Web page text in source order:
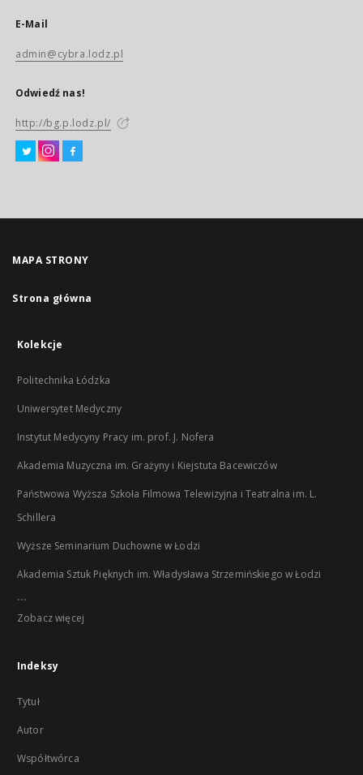
E-Mail
admin@cybra.lodz.pl
Odwiedź nas!
http://bg.p.lodz.pl/
MAPA STRONY
Strona główna
Kolekcje
Politechnika Łódzka
Uniwersytet Medyczny
Instytut Medycyny Pracy im. prof. J. Nofera
Akademia Muzyczna im. Grażyny i Kiejstuta Bacewiczów
Państwowa Wyższa Szkoła Filmowa Telewizyjna i Teatralna im. L.
Schillera
Wyższe Seminarium Duchowne w Łodzi
Akademia Sztuk Pięknych im. Władysława Strzemińskiego w Łodzi
...
Zobacz więcej
Indeksy
Tytuł
Autor
Współtwórca